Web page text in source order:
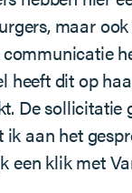
maar
heeft dit op
De sollicitatie
aan het
een klik met